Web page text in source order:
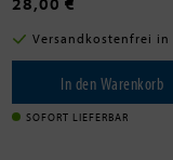
Werefkin und
und tatkräftig
in die damals
auf, um ein freieres,
Leben zu führen und
gewinnen. Ihre
Schicksale führen
28,00 €
Versandkostenfrei in
In den Warenkorb
SOFORT LIEFERBAR